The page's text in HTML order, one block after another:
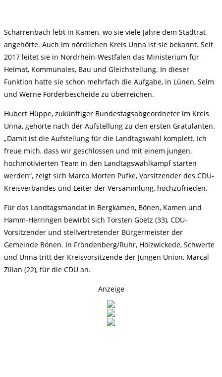
Scharrenbach lebt in Kamen, wo sie viele Jahre dem Stadtrat
angehörte. Auch im nördlichen Kreis Unna ist sie bekannt. Seit
2017 leitet sie in Nordrhein-Westfalen das Ministerium für
Heimat, Kommunales, Bau und Gleichstellung. In dieser
Funktion hatte sie schon mehrfach die Aufgabe, in Lünen, Selm
und Werne Förderbescheide zu überreichen.
Hubert Hüppe, zukünftiger Bundestagsabgeordneter im Kreis
Unna, gehörte nach der Aufstellung zu den ersten Gratulanten.
„Damit ist die Aufstellung für die Landtagswahl komplett. Ich
freue mich, dass wir geschlossen und mit einem jungen,
hochmotivierten Team in den Landtagswahlkampf starten
werden“, zeigt sich Marco Morten Pufke, Vorsitzender des CDU-
Kreisverbandes und Leiter der Versammlung, hochzufrieden.
Für das Landtagsmandat in Bergkamen, Bönen, Kamen und
Hamm-Herringen bewirbt sich Torsten Goetz (33), CDU-
Vorsitzender und stellvertretender Bürgermeister der
Gemeinde Bönen. In Fröndenberg/Ruhr, Holzwickede, Schwerte
und Unna tritt der Kreisvorsitzende der Jungen Union, Marcal
Zilian (22), für die CDU an.
Anzeige